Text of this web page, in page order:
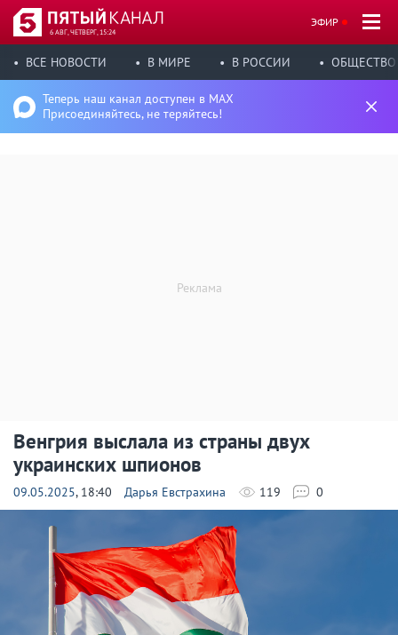
6 АВГ, ЧЕТВЕРГ, 15:24
ЭФИР
ВСЕ НОВОСТИ В МИРЕ В РОССИИ ОБЩЕСТВО
Теперь наш канал доступен в MAX
Присоединяйтесь, не теряйтесь!
Венгрия выслала из страны двух
украинских шпионов
09.05.2025, 18:40 Дарья Евстрахина 119 0